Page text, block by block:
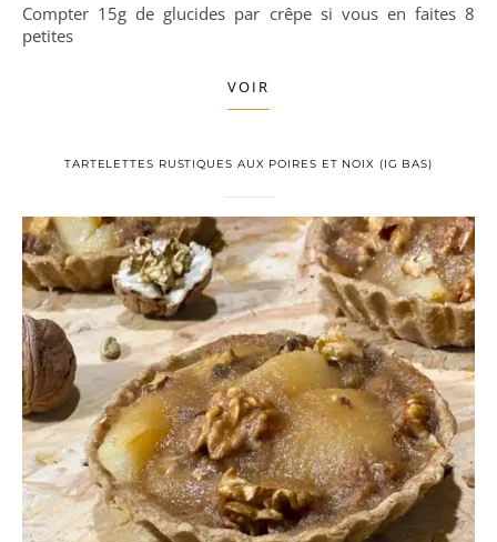
Compter 15g de glucides par crêpe si vous en faites 8
petites
VOIR
TARTELETTES RUSTIQUES AUX POIRES ET NOIX (IG BAS)